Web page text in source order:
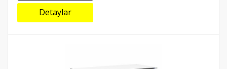
Detaylar